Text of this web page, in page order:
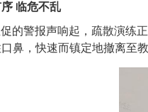
临危不乱
促的警报声响起，疏散演练
鼻，快速而镇定地撤离至